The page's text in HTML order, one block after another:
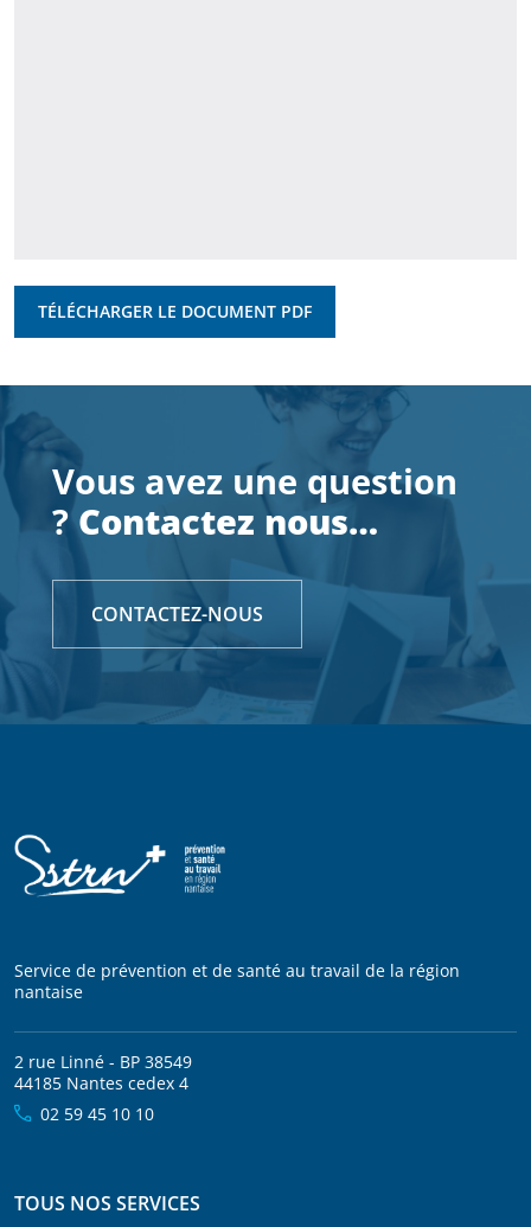
TÉLÉCHARGER LE DOCUMENT PDF
Vous avez une question
?Contactez nous…
CONTACTEZ-NOUS
Service de prévention et de santé au travail de la région
nantaise
2 rue Linné - BP 38549
44185 Nantes cedex 4
02 59 45 10 10
TOUS NOS SERVICES